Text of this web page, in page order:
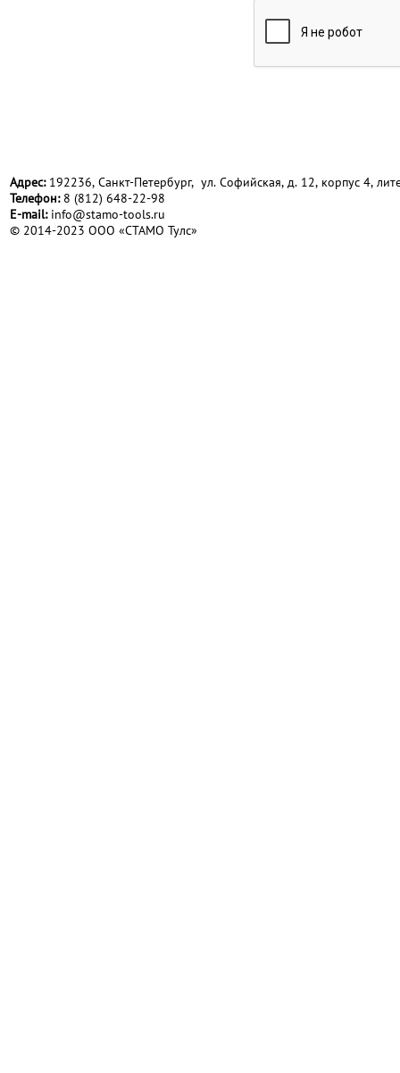
Адрес:192236, Санкт-Петербург, ул. Софийская, д. 12, корпус 4,
Телефон:8 (812) 648-22-98
Е-mail: info@stamo-tools.ru
© 2014-2023 ООО «СТАМО Тулс»